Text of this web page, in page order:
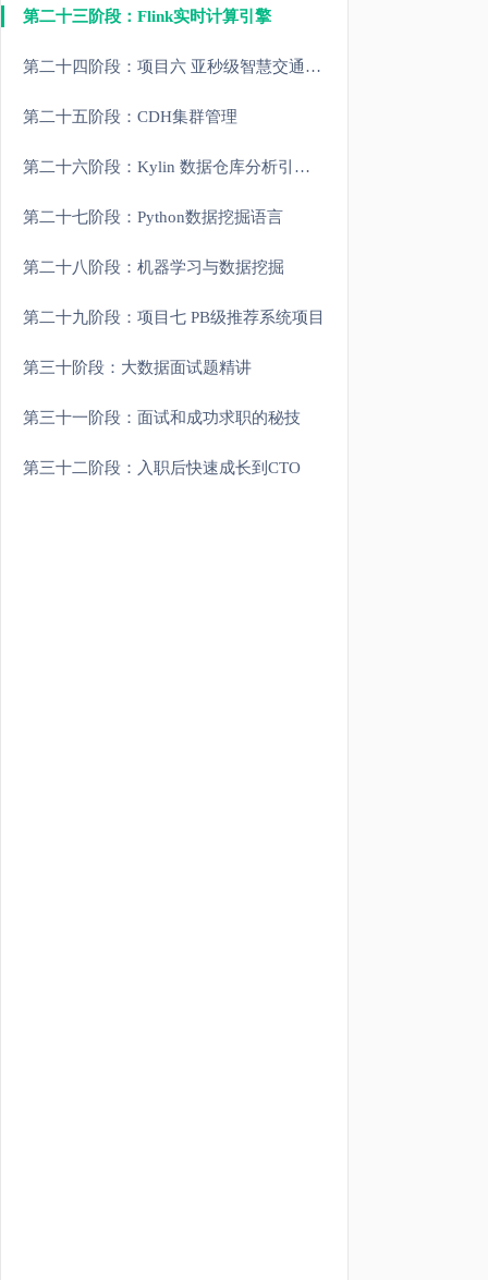
第二十三阶段：Flink实时计算引擎
第二十四阶段：项目六 亚秒级智慧交通实时监控平台
第二十五阶段：CDH集群管理
第二十六阶段：Kylin 数据仓库分析引擎(扩展)
第二十七阶段：Python数据挖掘语言
第二十八阶段：机器学习与数据挖掘
第二十九阶段：项目七 PB级推荐系统项目
第三十阶段：大数据面试题精讲
第三十一阶段：面试和成功求职的秘技
第三十二阶段：入职后快速成长到CTO